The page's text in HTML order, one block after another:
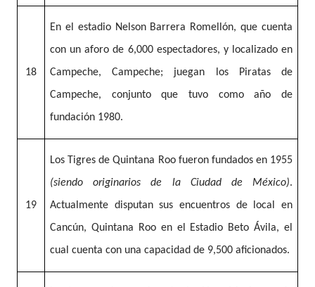
18
En el estadio Nelson Barrera Romellón, que cuenta
con un aforo de 6,000 espectadores, y localizado en
Campeche, Campeche; juegan los Piratas de
Campeche, conjunto que tuvo como año de
fundación 1980.
19
Los Tigres de Quintana Roo fueron fundados en 1955
(siendo originarios de la Ciudad de México).
Actualmente disputan sus encuentros de local en
Cancún, Quintana Roo en el Estadio Beto Ávila, el
cual cuenta con una capacidad de 9,500 aficionados.